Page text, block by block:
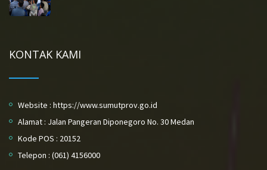
KONTAK KAMI
Website : https://www.sumutprov.go.id
Alamat : Jalan Pangeran Diponegoro No. 30 Medan
Kode POS : 20152
Telepon : (061) 4156000